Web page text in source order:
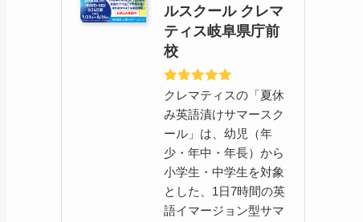
ルスクール クレマ
ティス岐阜県庁前
校
クレマティスの「夏休
み英語漬けサマースク
ール」は、幼児（年
少・年中・年長）から
小学生・中学生を対象
とした、1日7時間の英
語イマージョン型サマ